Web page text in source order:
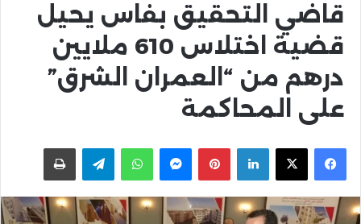
قاضي التحقيق بفاس يحيل
قضية اختلاس 610 ملايين
درهم من “العمران الشرق”
على المحاكمة
Facebook
X
LinkedIn
Pinterest
Messenger
WhatsApp
Telegramاطبعها